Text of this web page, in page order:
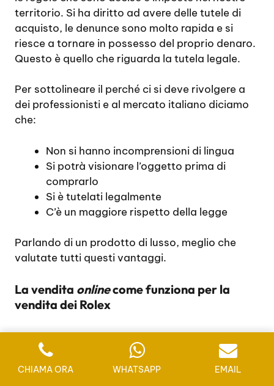
territorio. Si ha diritto ad avere delle tutele di
acquisto, le denunce sono molto rapida e si
riesce a tornare in possesso del proprio denaro.
Questo è quello che riguarda la tutela legale.
Per sottolineare il perché ci si deve rivolgere a
dei professionisti e al mercato italiano diciamo
che:
Non si hanno incomprensioni di lingua
Si potrà visionare l’oggetto prima di
comprarlo
Si è tutelati legalmente
C’è un maggiore rispetto della legge
Parlando di un prodotto di lusso, meglio che
valutate tutti questi vantaggi.
La vendita onlinecome funziona per la
vendita dei Rolex
Già prima del problema del Corona Virus, stava
aumentando il mercato della vendita sul web
Ad oggi c’è stato un grande incremento, dunque
CHIAMA ORA WHATSAPP EMAIL